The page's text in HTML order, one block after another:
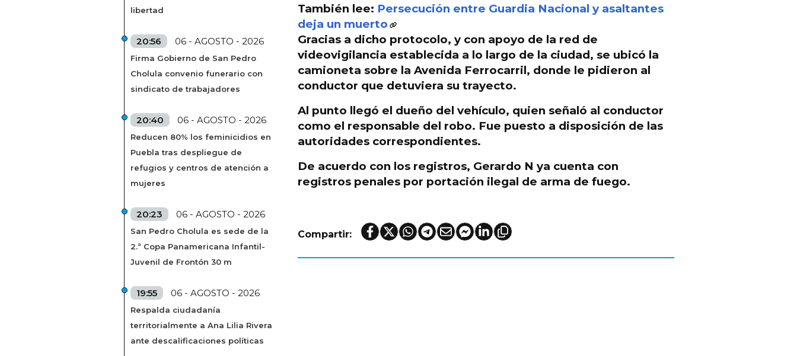
libertad
20:56 06 - AGOSTO - 2026
Firma Gobierno de San Pedro
Cholula convenio funerario con
sindicato de trabajadores
20:40 06 - AGOSTO - 2026
Reducen 80% los feminicidios en
Puebla tras despliegue de
refugios y centros de atención a
mujeres
20:23 06 - AGOSTO - 2026
San Pedro Cholula es sede de la
2.ª Copa Panamericana Infantil-
Juvenil de Frontón 30 m
19:55 06 - AGOSTO - 2026
Respalda ciudadanía
territorialmente a Ana Lilia Rivera
ante descalificaciones políticas
También lee: Persecución entre Guardia Nacional y asaltantes
deja un muerto
Gracias a dicho protocolo, y con apoyo de la red de
videovigilancia establecida a lo largo de la ciudad, se ubicó la
camioneta sobre la Avenida Ferrocarril, donde le pidieron al
conductor que detuviera su trayecto.
Al punto llegó el dueño del vehículo, quien señaló al conductor
como el responsable del robo. Fue puesto a disposición de las
autoridades correspondientes.
De acuerdo con los registros, Gerardo N ya cuenta con
registros penales por portación ilegal de arma de fuego.
Compartir: